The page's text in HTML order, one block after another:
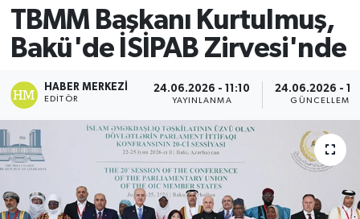
TBMM Başkanı Kurtulmuş,
Bakü'de İSİPAB Zirvesi'nde
HABER MERKEZI
EDITÖR
24.06.2026 - 11:10
YAYINLANMA
24.06.2026 -
GÜNCELLEME
YAŞAM
Son Dakika Haberleri
Haber Arşivi